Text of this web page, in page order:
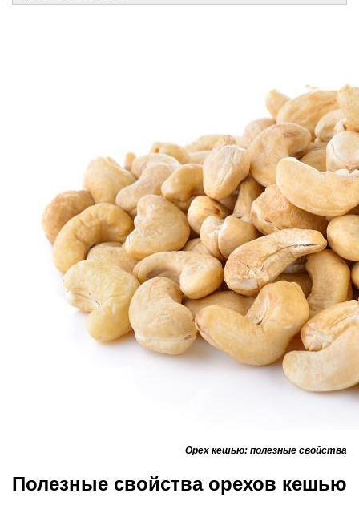
Орех кешью: полезные свойства
Полезные свойства орехов кешью